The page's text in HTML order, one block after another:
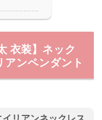
衣装】ネック
アンペンダント